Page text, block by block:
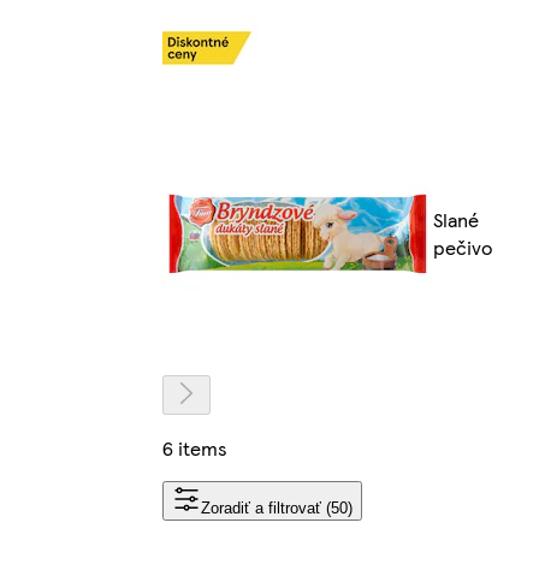
Slané
pečivo
6 items
Zoradiť a filtrovať (50)